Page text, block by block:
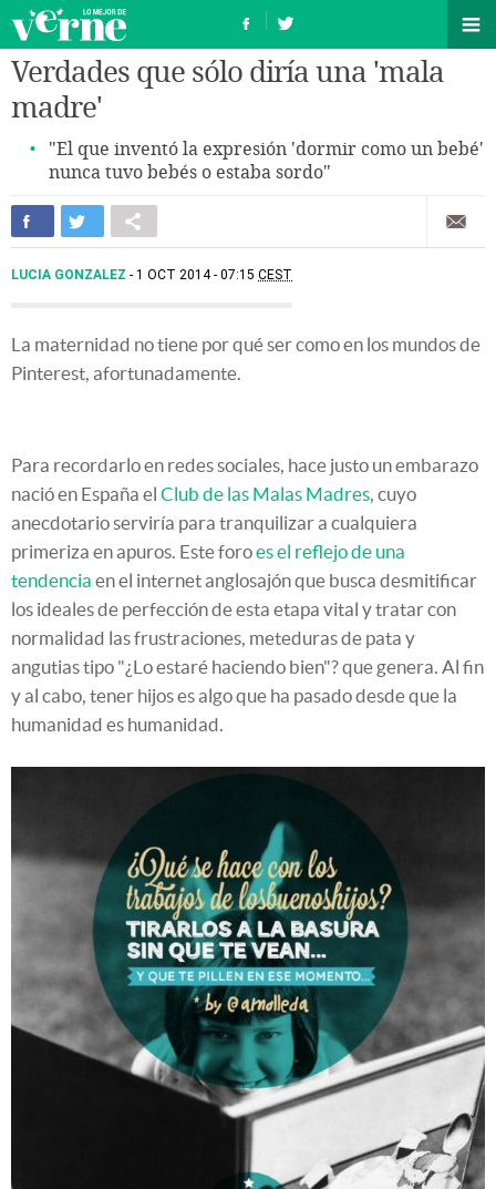
Verdades que sólo diría una 'mala
madre'
"El que inventó la expresión 'dormir como un bebé'
nunca tuvo bebés o estaba sordo"
LUCIA GONZALEZ 1 OCT 2014 - 07:15 CEST
La maternidad no tiene por qué ser como en los mundos de
Pinterest, afortunadamente.
Para recordarlo en redes sociales, hace justo un embarazo
nació en España el Club de las Malas Madres, cuyo
anecdotario serviría para tranquilizar a cualquiera
primeriza en apuros. Este foroes el reflejo de una
tendencia en el internet anglosajón que busca desmitificar
los ideales de perfección de esta etapa vital y tratar con
normalidad las frustraciones, meteduras de pata y
angutias tipo "¿Lo estaré haciendo bien"? que genera. Al fin
y al cabo, tener hijos es algo que ha pasado desde que la
humanidad es humanidad.